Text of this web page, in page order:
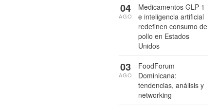
Medicamentos GLP-1
e inteligencia artificial
redefinen consumo de
pollo en Estados
Unidos
04
AGO
FoodForum
Dominicana:
tendencias, análisis y
networking
03
AGO